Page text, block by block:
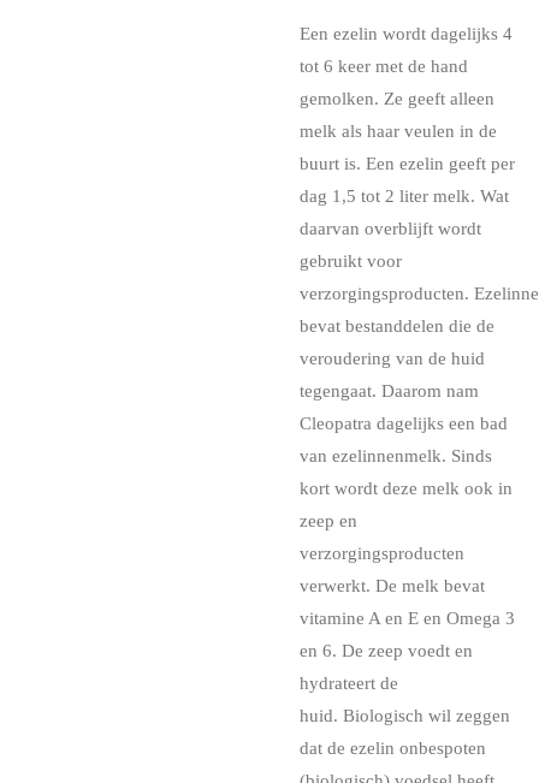
Een ezelin wordt dagelijks 4
tot 6 keer met de hand
gemolken. Ze geeft alleen
melk als haar veulen in de
buurt is. Een ezelin geeft per
dag 1,5 tot 2 liter melk. Wat
daarvan overblijft wordt
gebruikt voor
verzorgingsproducten.
bevat bestanddelen die de
veroudering van de huid
tegengaat. Daarom nam
Cleopatra dagelijks een bad
van ezelinnenmelk. Sinds
kort wordt deze melk ook in
zeep en
verzorgingsproducten
verwerkt. De melk bevat
vitamine A en E en Omega 3
en 6. De zeep voedt en
hydrateert de
huid. Biologisch wil zeggen
dat de ezelin onbespoten